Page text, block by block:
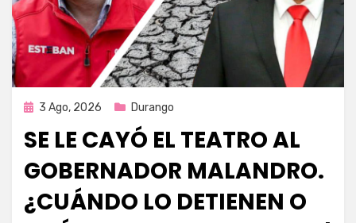
Publicada
3 Ago, 2026 Durango
SE LE CAYÓ EL TEATRO AL
GOBERNADOR MALANDRO.
¿CUÁNDO LO DETIENEN O